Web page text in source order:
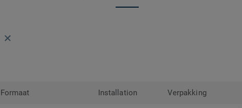
Formaat Installation Verpakking